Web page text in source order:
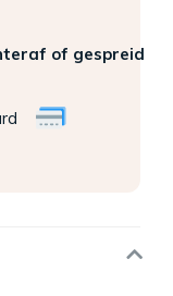
of gespreid